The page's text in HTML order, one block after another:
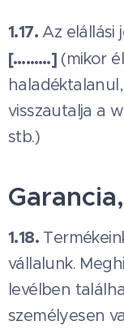
1.17. Az elállási
[………] (mikor
visszautalja a
stb.)
1.18.
vállalunk.
levélben
személyesen